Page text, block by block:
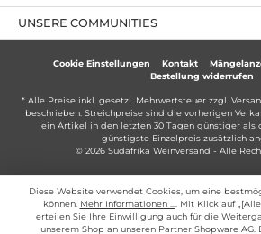
UNSERE COMMUNITIES
Cookie Einstellungen Kontakt
Bestellung widerrufen
* Alle Preise inkl. gesetzl. Mehrwertsteuer zzgl.
beschrieben. Streichpreise sind die vorherigen
ein Artikel in den letzten 30 Tagen günstiger als
günstigste Einzelpreis zusätzlich
© 2026 Südafrika Weinversand - Alle
Diese Website verwendet Cookies, um eine
können. Mehr Informationen ...
. Mit Klick auf
erteilen Sie Ihre Einwilligung auch für die
unserem Shop an unseren Partner Shopware